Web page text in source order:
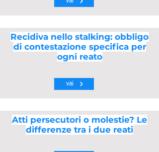
Recidiva nello stalking: obbligo
di contestazione specifica per
ogni reato
vai
Atti persecutori o molestie? Le
differenze tra i due reati